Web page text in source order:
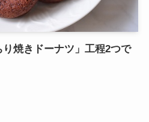
り焼きドーナツ」工程2つで